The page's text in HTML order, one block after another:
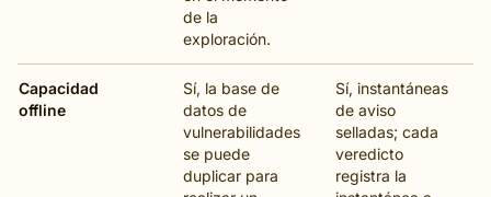
de la
exploración.
Capacidad
offline
Sí, la base de
datos de
vulnerabilidades
se puede
duplicar para
Sí, instantáneas
de aviso
selladas; cada
veredicto
registra la